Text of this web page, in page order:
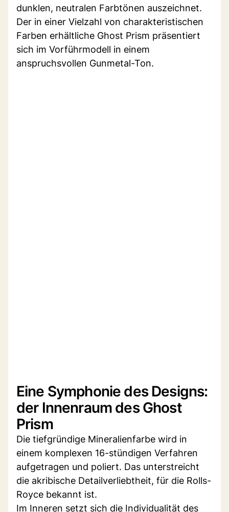
dunklen, neutralen Farbtönen auszeichnet.
Der in einer Vielzahl von charakteristischen
Farben erhältliche Ghost Prism präsentiert
sich im Vorführmodell in einem
anspruchsvollen Gunmetal-Ton.
Eine Symphonie des Designs:
der Innenraum des Ghost
Prism
Die tiefgründige Mineralienfarbe wird in
einem komplexen 16-stündigen Verfahren
aufgetragen und poliert. Das unterstreicht
die akribische Detailverliebtheit, für die Rolls-
Royce bekannt ist.
Im Inneren setzt sich die Individualität des